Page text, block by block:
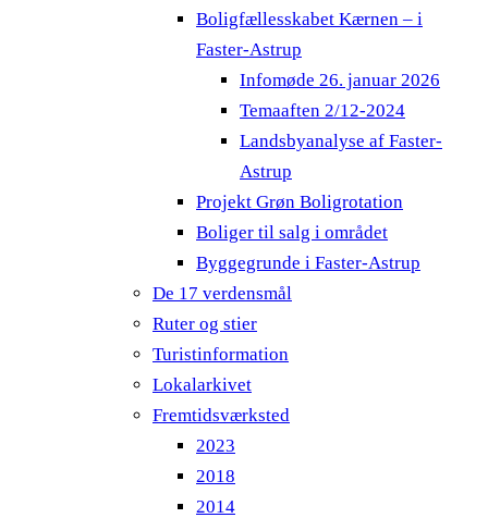
Boligfællesskabet Kærnen – i
Faster-Astrup
Infomøde 26. januar 2026
Temaaften 2/12-2024
Landsbyanalyse af Faster-
Astrup
Projekt Grøn Boligrotation
Boliger til salg i området
Byggegrunde i Faster-Astrup
De 17 verdensmål
Ruter og stier
Turistinformation
Lokalarkivet
Fremtidsværksted
2023
2018
2014